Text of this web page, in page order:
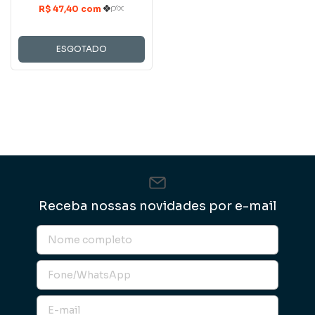
ESGOTADO
Receba nossas novidades por e-mail